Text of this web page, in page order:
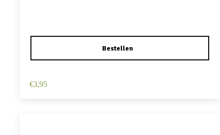
€3,95